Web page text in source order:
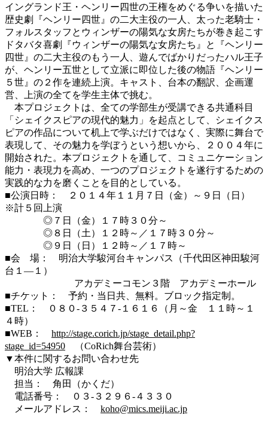
イングランド王・ヘンリー四世の王権をめぐる争いを描いた
歴史劇『ヘンリー四世』の二大主役の一人、太った老騎士・
フォルスタッフとウィンザーの陽気な女房たちが巻き起こす
ドタバタ喜劇『ウィンザーの陽気な女房たち』と『ヘンリー
四世』の二大主役のもう一人、遊んでばかりだったハル王子
が、ヘンリー五世として立派に即位した後の物語『ヘンリー
５世』の２作を連続上演。キャスト、台本の翻訳、企画運
営、上演の全てを学生主体で挑む。
本プロジェクトは、全ての学部生が受講できる共通科目
「シェイクスピアの現代的魅力」を起点として、シェイクス
ピアの作品について机上で学ぶだけではなく、実際に舞台で
表現して、その魅力を学ぼうという想いから、２００４年に
開始された。本プロジェクトを通して、コミュニケーション
能力・表現力を高め、一つのプロジェクトを遂行するための
実践的な力を磨くことを目的としている。
■公演日時： ２０１４年１１月７日（金）～９日（日）
※計５回上演
◎７日（金）１７時３０分～
◎８日（土）１２時～／１７時３０分～
◎９日（日）１２時～／１７時～
■会 場： 明治大学駿河台キャンパス（千代田区神田駿河
台１―１）
アカデミーコモン３階 アカデミーホール
■チケット： 予約・当日共、無料。ブロック指定制。
■TEL： ０８０-３５４７-１６１６（月～金 １１時～１
４時）
■WEB： http://stage.corich.jp/stage_detail.php?
stage_id=54950 （CoRich舞台芸術）
▼本件に関するお問い合わせ先
明治大学 広報課
担当： 角田（かくだ）
電話番号： ０３-３２９６-４３３０
メールアドレス： koho@mics.meiji.ac.jp